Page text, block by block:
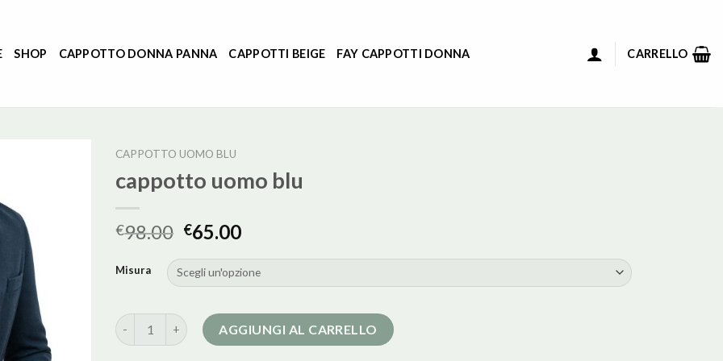
SHOP CAPPOTTO DONNA PANNA CAPPOTTI BEIGE FAY CAPPOTTI DONNA CARRELLO
CAPPOTTO UOMO BLU
cappotto uomo blu
€98.00 €65.00
Misura
cappotto uomo blu quantitàAGGIUNGI AL CARRELLO